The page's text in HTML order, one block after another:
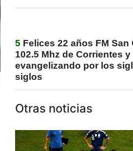
5 Felices 22 años FM San
102.5 Mhz de Corrientes
evangelizando por los
siglos
Otras noticias